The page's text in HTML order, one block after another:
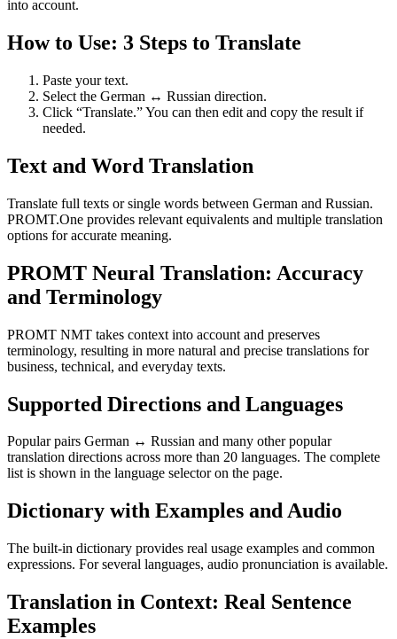
into account.
How to Use: 3 Steps to Translate
Paste your text.
Select the German ↔ Russian direction.
Click “Translate.” You can then edit and copy the result if
needed.
Text and Word Translation
Translate full texts or single words between German and Russian.
PROMT.One provides relevant equivalents and multiple translation
options for accurate meaning.
PROMT Neural Translation: Accuracy
and Terminology
PROMT NMT takes context into account and preserves
terminology, resulting in more natural and precise translations for
business, technical, and everyday texts.
Supported Directions and Languages
Popular pairs German ↔ Russian and many other popular
translation directions across more than 20 languages. The complete
list is shown in the language selector on the page.
Dictionary with Examples and Audio
The built-in dictionary provides real usage examples and common
expressions. For several languages, audio pronunciation is available.
Translation in Context: Real Sentence
Examples